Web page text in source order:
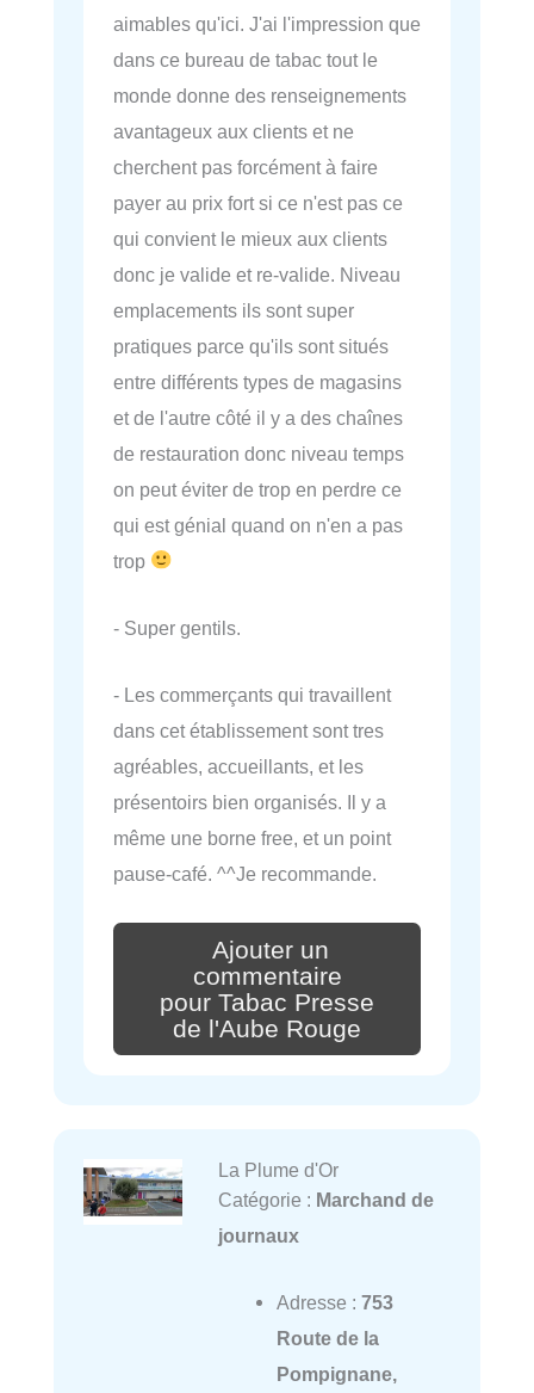
aimables qu'ici. J'ai l'impression que
dans ce bureau de tabac tout le
monde donne des renseignements
avantageux aux clients et ne
cherchent pas forcément à faire
payer au prix fort si ce n'est pas ce
qui convient le mieux aux clients
donc je valide et re-valide. Niveau
emplacements ils sont super
pratiques parce qu'ils sont situés
entre différents types de magasins
et de l'autre côté il y a des chaînes
de restauration donc niveau temps
on peut éviter de trop en perdre ce
qui est génial quand on n'en a pas
trop
- Super gentils.
- Les commerçants qui travaillent
dans cet établissement sont tres
agréables, accueillants, et les
présentoirs bien organisés. Il y a
même une borne free, et un point
pause-café. ^^Je recommande.
Ajouter un
commentaire
pour Tabac Presse
de l'Aube Rouge
La Plume d'Or
Catégorie : Marchand de
journaux
Adresse : 753
Route de la
Pompignane,